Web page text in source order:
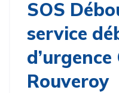
SOS
service
Rouveroy